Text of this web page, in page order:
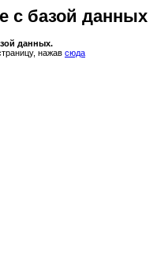
с базой данных
данных.
нажав сюда